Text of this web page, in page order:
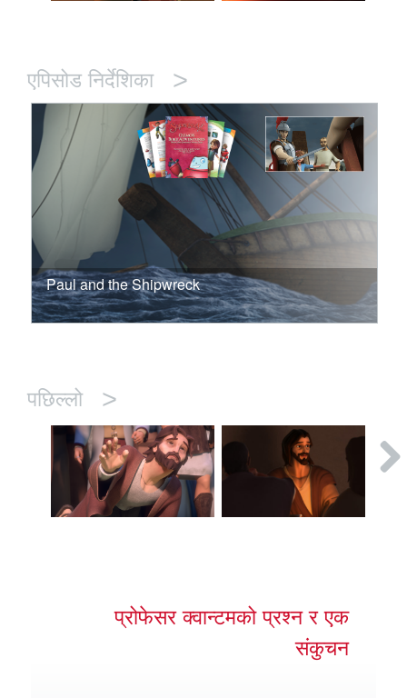
एपिसोड निर्देशिका >
Paul and the Shipwreck
पछिल्लो >
प्रोफेसर क्वान्टमको प्रश्न र एक
संकुचन